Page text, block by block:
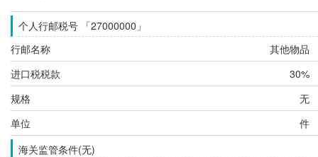
个人行邮税号 「27000000」
行邮名称
其他物品
进口税税款
30%
规格
无
单位
件
海关监管条件(无)